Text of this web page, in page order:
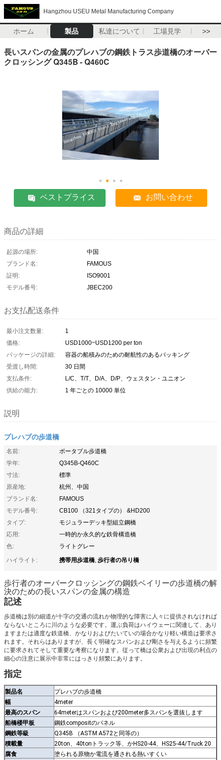
Hangzhou USEU Metal Manufacturing Company
ホーム 製品 私達について 工場見学 >>
長いスパンの金属のプレハブの鋼鉄トラス歩道橋のオーバー
クロッシング Q345B - Q460C
ベストプライス お問い合わせ
商品の詳細
起源の場所:
中国
ブランド名:
FAMOUS
証明:
ISO9001
モデル番号:
JBEC200
お支払配送条件
最小注文数量:
1
価格:
USD1000~USD1200 per ton
パッケージの詳細:
容器の船積みのための耐航性のあるパッキング
受渡し時間:
30 日間
支払条件:
L/C、T/T、D/A、D/P、ウェスタン・ユニオン
供給の能力:
1 年ごとの 10000 単位
説明
プレハブの歩道橋
名前:
ポータブル歩道橋
学年:
Q345B-Q460C
寸法:
標準
原産地:
杭州、中国
ブランド名:
FAMOUS
モデル番号:
CB100 （321タイプの） &HD200
タイプ:
モジュラーデッキ型組立鋼橋
応用:
一時的か永久的な鉄骨構造橋
色:
ライトグレー
ハイライト:
携帯用歩道橋, 歩行者の吊り橋
歩行者のオーバークロッシングの鋼鉄ベイリーの歩道橋の解
決のための長いスパンの金属の構造
記述
歩道橋は別の細道が十字の交通の流れか物理的な障害に人々に提供されなければ
ならないところに川のような必要です。運ぶ負荷はハイウェーに関連して、あり
ますまたは適度な鉄道橋、かなりおよびたいていの場合かなり軽い構造は要求さ
れます。それらはありますが、長く明確なスパンおよび剛さを与えるように頻繁
に要求されてそして重要な考察になります。従って橋は公衆および出現の利点の
細心の注意に展示中非常にはっきり頻繁にあります。
指定
製品名
プレハブの歩道橋
幅
4meter
最高のスパン
64meterはスパンおよび200meter多スパンを選抜します
船橋楼甲板
鋼鉄compositのパネル
鋼鉄等級
Q345B （ASTM A572と同等の）
積載量
20ton、40tonトラック等、かHS20-44、HS25-44/Truck 20
腐食
塗られる原物か電流を通される熱いすくい